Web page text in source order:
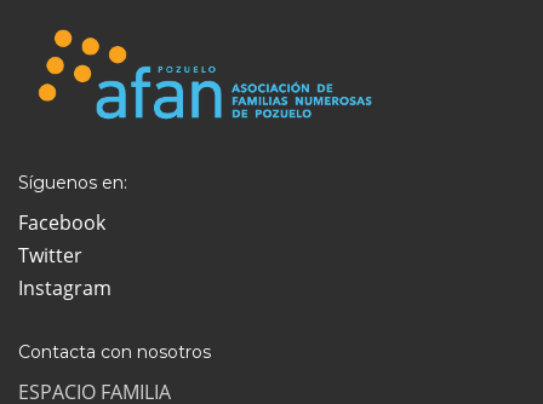
Síguenos en:
Facebook
Twitter
Instagram
Contacta con nosotros
ESPACIO FAMILIA